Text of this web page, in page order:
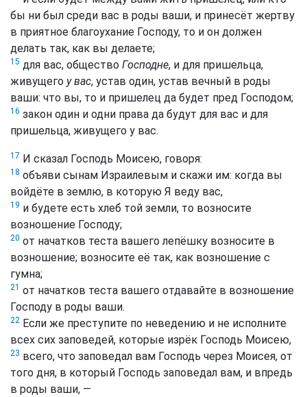
бы ни был среди вас в роды ваши, и принесёт жертву
в приятное благоухание Господу, то и он должен
делать так, как вы делаете;
15 для вас, общество Господне, и для пришельца,
живущего у вас, устав один, устав вечный в роды
ваши: что вы, то и пришелец да будет пред Господом;
16 закон один и одни права да будут для вас и для
пришельца, живущего у вас.
17 И сказал Господь Моисею, говоря:
18 объяви сынам Израилевым и скажи им: когда вы
войдёте в землю, в которую Я веду вас,
19 и будете есть хлеб той земли, то возносите
возношение Господу;
20 от начатков теста вашего лепёшку возносите в
возношение; возносите её так, как возношение с
гумна;
21 от начатков теста вашего отдавайте в возношение
Господу в роды ваши.
22 Если же преступите по неведению и не исполните
всех сих заповедей, которые изрёк Господь Моисею,
23 всего, что заповедал вам Господь через Моисея, от
того дня, в который Господь заповедал вам, и впредь
в роды ваши, —